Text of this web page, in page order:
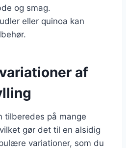
og smag.
eller quinoa kan
af
tilberedes på mange
gør det til en alsidig
variationer, som du